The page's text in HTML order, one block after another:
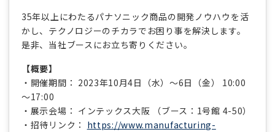
35年以上にわたるパナソニック商品の開発ノウハウを活
かし、テクノロジーのチカラでお困り事を解決します。
是非、当社ブースにお立ち寄りください。
【概要】
・開催期間： 2023年10月4日（水）～6日（金） 10:00
～17:00
・展示会場： インテックス大阪 （ブース：1号館 4-50）
・招待リンク： https://www.manufacturing-